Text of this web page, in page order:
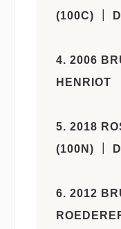
(100C) ｜
4. 2006
HENRIOT
5. 2018
(100N) ｜
6. 2012